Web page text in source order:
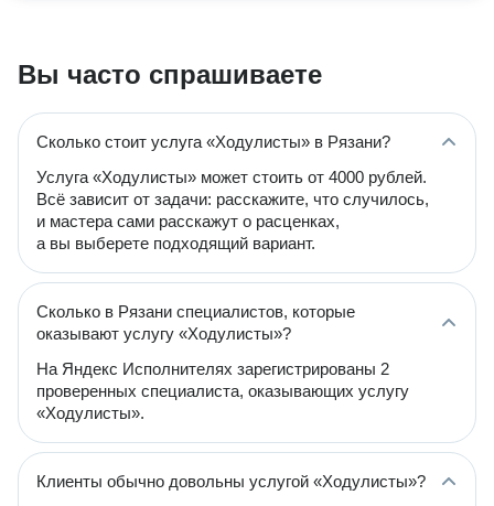
Вы часто спрашиваете
Сколько стоит услуга «Ходулисты» в Рязани?
Услуга «Ходулисты» может стоить от 4000 рублей.
Всё зависит от задачи: расскажите, что случилось,
и мастера сами расскажут о расценках,
а вы выберете подходящий вариант.
Сколько в Рязани специалистов, которые
оказывают услугу «Ходулисты»?
На Яндекс Исполнителях зарегистрированы 2
проверенных специалиста, оказывающих услугу
«Ходулисты».
Клиенты обычно довольны услугой «Ходулисты»?